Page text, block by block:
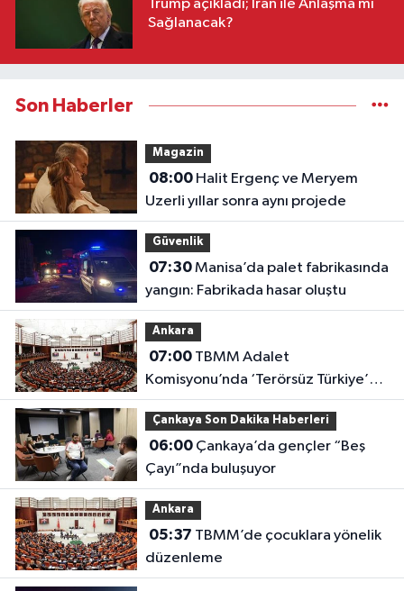
Trump açıkladı; İran ile Anlaşma mı
Sağlanacak?
Son Haberler
Magazin
08:00Halit Ergenç ve Meryem
Uzerli yıllar sonra aynı projede
Güvenlik
07:30Manisa’da palet fabrikasında
yangın: Fabrikada hasar oluştu
Ankara
07:00TBMM Adalet
Komisyonu’nda ‘Terörsüz Türkiye’
çerçeve yasası görüşülüyor
Çankaya Son Dakika Haberleri
06:00Çankaya’da gençler “Beş
Çayı”nda buluşuyor
Ankara
05:37
düzenleme